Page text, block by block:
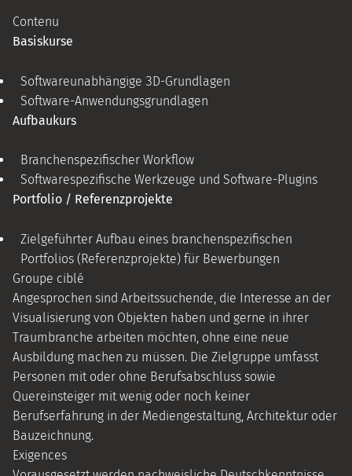
Contenu
Basiskurse
Softwareunabhängige 3D-Grundlagen
Software-Anwendungsgrundlagen
Aufbaukurs
Branchenspezifischer Workflow
Softwarespezifische Werkzeuge und Software-Plugins
Portfolio / Referenzprojekte
Zielgeführter Aufbau eines branchenspezifischen
Portfolios (Referenzprojekte) für Bewerbungen
Groupe ciblé
Angesprochen sind Arbeitssuchende, die Interesse an der
Visualisierung von Objekten haben und gerne in ihrer
Traumbranche arbeiten möchten, ohne eine neue
Ausbildung machen zu müssen. Die Zielgruppe umfasst
Personen mit oder ohne Berufsabschluss sowie
Quereinsteiger mit wenig oder noch keiner
Berufserfahrung in der Mediengestaltung, Architektur oder
Bauzeichnung.
Exigences